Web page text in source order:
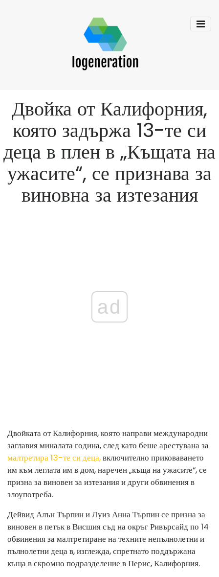
Двойка от Калифорния,
която задържа 13-те си
деца в плен в „Къщата на
ужасите“, се признава за
виновна за изтезания
ad
Двойката от Калифорния, която направи международни
заглавия миналата година, след като беше арестувана за
малтретира 13-те си деца,включително приковаването
им към леглата им в дом, наречен „къща на ужасите“, се
призна за виновен за изтезания и други обвинения в
злоупотреба.
Дейвид Алън Търпин и Луиз Анна Търпин се призна за
виновен в петък в Висшия съд на окръг Ривърсайд по 14
обвинения за малтретиране на техните непълнолетни и
пълнолетни деца в, изглежда, спретнато поддържана
къща в скромно подразделение в Перис, Калифорния.